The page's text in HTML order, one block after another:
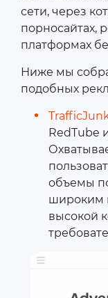
сети, через
порносайтах,
платформах
Ниже мы
подобных
RedTube
объемы
широким
высокой